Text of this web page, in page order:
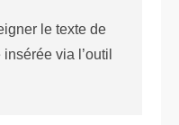
le texte de
via l’outil